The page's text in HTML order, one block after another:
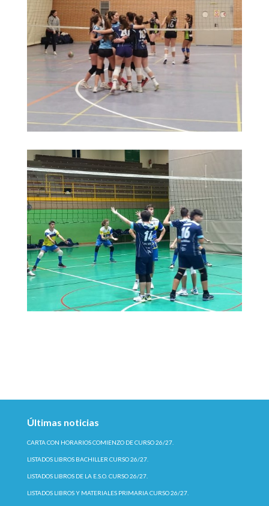
Últimas noticias
CARTA CON HORARIOS COMIENZO DE CURSO 26/27.
LISTADOS LIBROS BACHILLER CURSO 26/27.
LISTADOS LIBROS DE LA E.S.O. CURSO 26/27.
LISTADOS LIBROS Y MATERIALES PRIMARIA CURSO 26/27.